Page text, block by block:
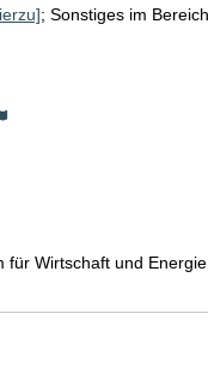
; Sonstiges im
für Wirtschaft und